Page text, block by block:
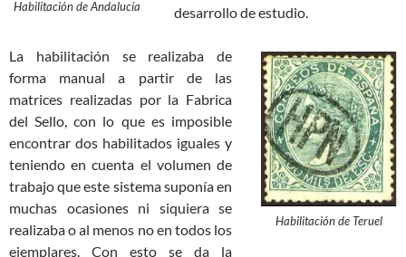
Habilitación de Andalucía
desarrollo de estudio.
Habilitación de Teruel
La habilitación se realizaba de
forma manual a partir de las
matrices realizadas por la Fabrica
del Sello, con lo que es imposible
encontrar dos habilitados iguales y
teniendo en cuenta el volumen de
trabajo que este sistema suponía en
muchas ocasiones ni siquiera se
realizaba o al menos no en todos los
ejemplares. Con esto se da la